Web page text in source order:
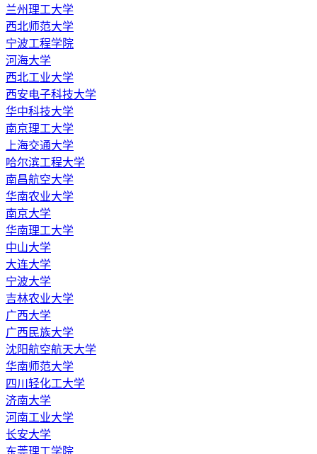
兰州理工大学
西北师范大学
宁波工程学院
河海大学
西北工业大学
西安电子科技大学
华中科技大学
南京理工大学
上海交通大学
哈尔滨工程大学
南昌航空大学
华南农业大学
南京大学
华南理工大学
中山大学
大连大学
宁波大学
吉林农业大学
广西大学
广西民族大学
沈阳航空航天大学
华南师范大学
四川轻化工大学
济南大学
河南工业大学
长安大学